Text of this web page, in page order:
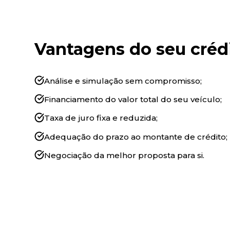
Vantagens do seu
Análise e simulação sem compromisso;
Financiamento do valor total do seu veículo;
Taxa de juro fixa e reduzida;
Adequação do prazo ao montante de crédito;
Negociação da melhor proposta para si.